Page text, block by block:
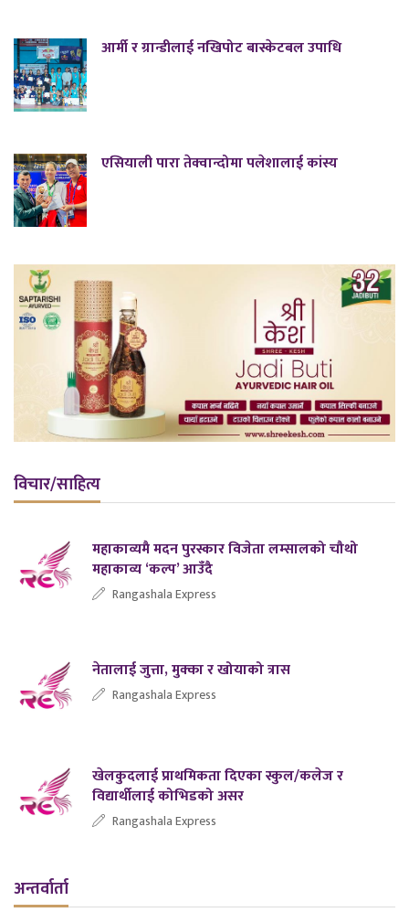
आर्मी र ग्रान्डीलाई नखिपोट बास्केटबल उपाधि
एसियाली पारा तेक्वान्दोमा पलेशालाई कांस्य
विचार/साहित्य
महाकाव्यमै मदन पुरस्कार विजेता लम्सालको चौथो
महाकाव्य ‘कल्प’ आउँदै
Rangashala Express
नेतालाई जुत्ता, मुक्का र खोयाको त्रास
Rangashala Express
खेलकुदलाई प्राथमिकता दिएका स्कुल/कलेज र
विद्यार्थीलाई कोभिडको असर
Rangashala Express
अन्तर्वार्ता